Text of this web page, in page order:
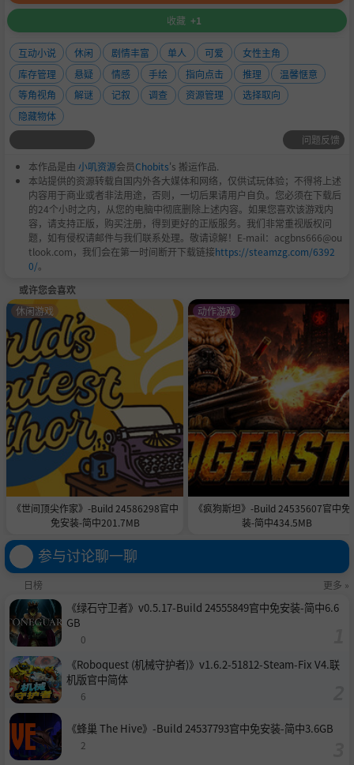
收藏 +1
互动小说 休闲 剧情丰富 单人 可爱
女性主角
库存管理
悬疑 情感 手绘 指向点击 推理
温馨惬意
等角视角
解谜 记叙 调查 资源管理
选择取向
隐藏物体
问题反馈
本作品是由 小叽资源会员Chobits's 搬运作品.
本站提供的资源转载自国内外各大媒体和网络，仅供试玩体验；不得将上述
内容用于商业或者非法用途，否则，一切后果请用户自负。您必须在下载后
的24个小时之内，从您的电脑中彻底删除上述内容。如果您喜欢该游戏内
容，请支持正版，购买注册，得到更好的正版服务。我们非常重视版权问
题，如有侵权请邮件与我们联系处理。敬请谅解！E-mail：acgbns666@ou
tlook.com，我们会在第一时间断开下载链接https://steamzg.com/6392
0/。
或许您会喜欢
《世间顶尖作家》-Build 24586298官中
免安装-简中201.7MB
休闲游戏
《疯狗斯坦》-Build 24535607官中免
装-简中434.5MB
动作游戏
参与讨论聊一聊
日榜 更多 »
《绿石守卫者》v0.5.17-Build 24555849官中免安装-简中6.6
GB
0
《Roboquest (机械守护者)》v1.6.2-51812-Steam-Fix V4.联
机版官中简体
6
《蜂巢 The Hive》-Build 24537793官中免安装-简中3.6GB
2